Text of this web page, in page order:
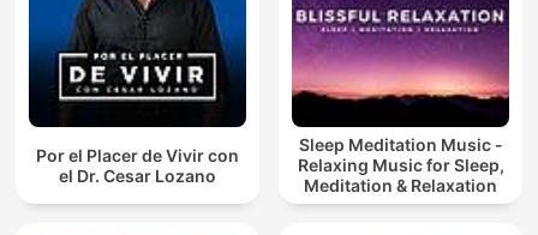
Por el Placer de Vivir con
el Dr. Cesar Lozano
Sleep Meditation Music -
Relaxing Music for Sleep,
Meditation & Relaxation